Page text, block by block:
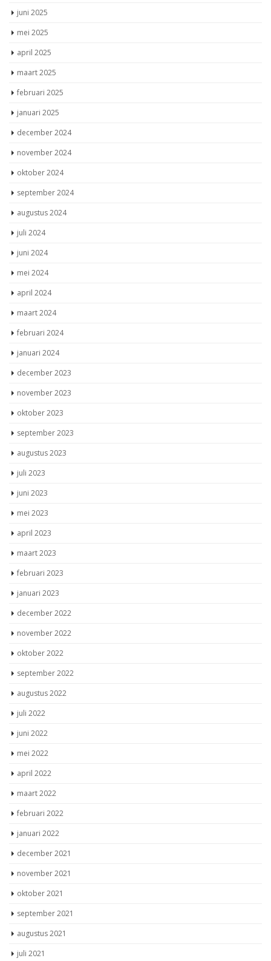
juni 2025
mei 2025
april 2025
maart 2025
februari 2025
januari 2025
december 2024
november 2024
oktober 2024
september 2024
augustus 2024
juli 2024
juni 2024
mei 2024
april 2024
maart 2024
februari 2024
januari 2024
december 2023
november 2023
oktober 2023
september 2023
augustus 2023
juli 2023
juni 2023
mei 2023
april 2023
maart 2023
februari 2023
januari 2023
december 2022
november 2022
oktober 2022
september 2022
augustus 2022
juli 2022
juni 2022
mei 2022
april 2022
maart 2022
februari 2022
januari 2022
december 2021
november 2021
oktober 2021
september 2021
augustus 2021
juli 2021